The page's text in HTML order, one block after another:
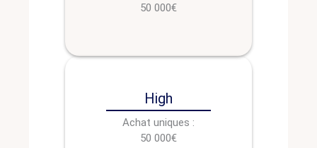
50 000€
High
Achat uniques :
50 000€